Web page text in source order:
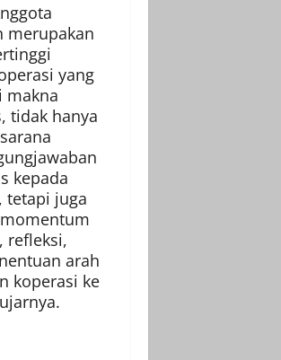
merupakan
yang
makna
tidak hanya
kepada
tetapi juga
refleksi,
arah
koperasi ke